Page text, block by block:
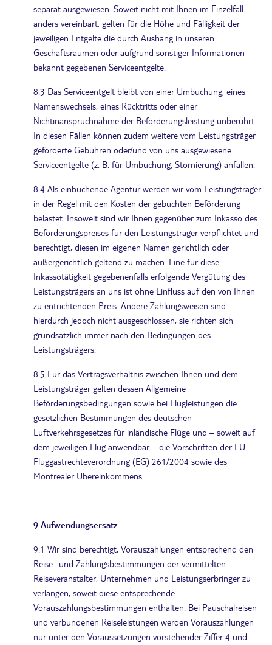
separat ausgewiesen. Soweit nicht mit Ihnen im Einzelfall
anders vereinbart, gelten für die Höhe und Fälligkeit der
jeweiligen Entgelte die durch Aushang in unseren
Geschäftsräumen oder aufgrund sonstiger Informationen
bekannt gegebenen Serviceentgelte.
8.3 Das Serviceentgelt bleibt von einer Umbuchung, eines
Namenswechsels, eines Rücktritts oder einer
Nichtinanspruchnahme der Beförderungsleistung unberührt.
In diesen Fällen können zudem weitere vom Leistungsträger
geforderte Gebühren oder/und von uns ausgewiesene
Serviceentgelte (z. B. für Umbuchung, Stornierung) anfallen.
8.4 Als einbuchende Agentur werden wir vom Leistungsträger
in der Regel mit den Kosten der gebuchten Beförderung
belastet. Insoweit sind wir Ihnen gegenüber zum Inkasso des
Beförderungspreises für den Leistungsträger verpflichtet und
berechtigt, diesen im eigenen Namen gerichtlich oder
außergerichtlich geltend zu machen. Eine für diese
Inkassotätigkeit gegebenenfalls erfolgende Vergütung des
Leistungsträgers an uns ist ohne Einfluss auf den von Ihnen
zu entrichtenden Preis. Andere Zahlungsweisen sind
hierdurch jedoch nicht ausgeschlossen, sie richten sich
grundsätzlich immer nach den Bedingungen des
Leistungsträgers.
8.5 Für das Vertragsverhältnis zwischen Ihnen und dem
Leistungsträger gelten dessen Allgemeine
Beförderungsbedingungen sowie bei Flugleistungen die
gesetzlichen Bestimmungen des deutschen
Luftverkehrsgesetzes für inländische Flüge und – soweit auf
dem jeweiligen Flug anwendbar – die Vorschriften der EU-
Fluggastrechteverordnung (EG) 261/2004 sowie des
Montrealer Übereinkommens.
9 Aufwendungsersatz
9.1 Wir sind berechtigt, Vorauszahlungen entsprechend den
Reise- und Zahlungsbestimmungen der vermittelten
Reiseveranstalter, Unternehmen und Leistungserbringer zu
verlangen, soweit diese entsprechende
Vorauszahlungsbestimmungen enthalten. Bei Pauschalreisen
und verbundenen Reiseleistungen werden Vorauszahlungen
nur unter den Voraussetzungen vorstehender Ziffer 4 und